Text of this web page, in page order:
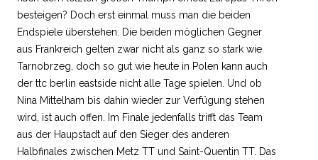
besteigen? Doch erst einmal muss man die beiden
Endspiele überstehen. Die beiden möglichen Gegner
aus Frankreich gelten zwar nicht als ganz so stark wie
Tarnobrzeg, doch so gut wie heute in Polen kann auch
der ttc berlin eastside nicht alle Tage spielen. Und ob
Nina Mittelham bis dahin wieder zur Verfügung stehen
wird, ist auch offen. Im Finale jedenfalls trifft das Team
aus der Haupstadt auf den Sieger des anderen
Halbfinales zwischen Metz TT und Saint-Quentin TT. Das